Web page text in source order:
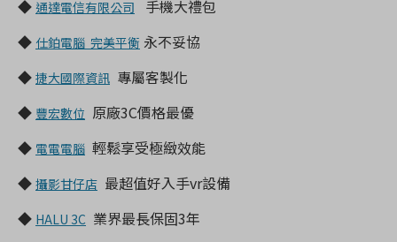
◆ 通達電信有限公司
手機大禮包
◆ 仕鉑電腦 完美平衡 永不妥協
◆ 捷大國際資訊 專屬客製化
◆ 豐宏數位 原廠3C價格最優
◆ 電電電腦 輕鬆享受極緻效能
◆ 攝影甘仔店 最超值好入手vr設備
◆ HALU 3C 業界最長保固3年